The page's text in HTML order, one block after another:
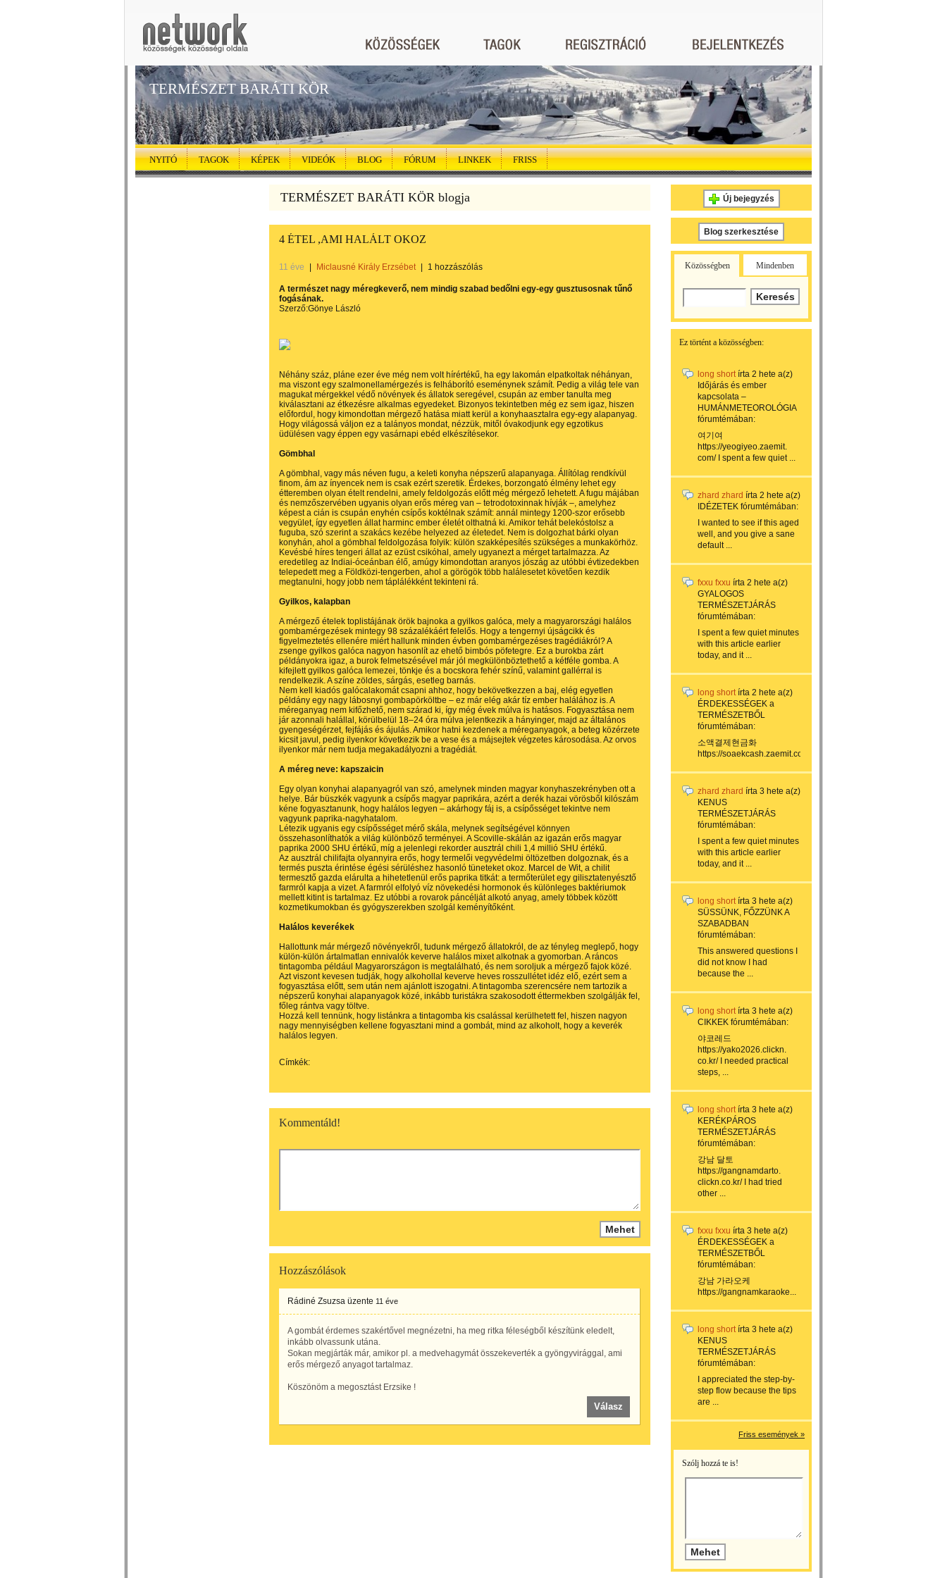
TERMÉSZET BARÁTI KÖR
NYITÓ TAGOK KÉPEK VIDEÓK BLOG FÓRUM LINKEK FRISS
TERMÉSZET BARÁTI KÖR blogja
4 ÉTEL ,AMI HALÁLT OKOZ
11 éve Miclausné Király Erzsébet 1 hozzászólás
A természet nagy méregkeverő, nem mindig szabad bedőlni egy-egy gusztusosnak tűnő
fogásának.
Szerző:Gönye László
Néhány száz, pláne ezer éve még nem volt hírértékű, ha egy lakomán elpatkoltak néhányan,
ma viszont egy szalmonellamérgezés is felháborító eseménynek számít. Pedig a világ tele van
magukat mérgekkel védő növények és állatok seregével, csupán az ember tanulta meg
kiválasztani az étkezésre alkalmas egyedeket. Bizonyos tekintetben még ez sem igaz, hiszen
előfordul, hogy kimondottan mérgező hatása miatt kerül a konyhaasztalra egy-egy alapanyag.
Hogy világossá váljon ez a talányos mondat, nézzük, mitől óvakodjunk egy egzotikus
üdülésen vagy éppen egy vasárnapi ebéd elkészítésekor.
Gömbhal
A gömbhal, vagy más néven fugu, a keleti konyha népszerű alapanyaga. Állítólag rendkívül
finom, ám az ínyencek nem is csak ezért szeretik. Érdekes, borzongató élmény lehet egy
étteremben olyan ételt rendelni, amely feldolgozás előtt még mérgező lehetett. A fugu májában
és nemzőszervében ugyanis olyan erős méreg van – tetrodotoxinnak hívják –, amelyhez
képest a cián is csupán enyhén csípős koktélnak számít: annál mintegy 1200-szor erősebb
vegyület, így egyetlen állat harminc ember életét olthatná ki. Amikor tehát belekóstolsz a
fuguba, szó szerint a szakács kezébe helyezed az életedet. Nem is dolgozhat bárki olyan
konyhán, ahol a gömbhal feldolgozása folyik: külön szakképesítés szükséges a munkakörhöz.
Kevésbé híres tengeri állat az ezüst csikóhal, amely ugyanezt a mérget tartalmazza. Az
eredetileg az Indiai-óceánban élő, amúgy kimondottan aranyos jószág az utóbbi évtizedekben
telepedett meg a Földközi-tengerben, ahol a görögök több halálesetet követően kezdik
megtanulni, hogy jobb nem táplálékként tekinteni rá.
Gyilkos, kalapban
A mérgező ételek toplistájának örök bajnoka a gyilkos galóca, mely a magyarországi halálos
gombamérgezések mintegy 98 százalékáért felelős. Hogy a tengernyi újságcikk és
figyelmeztetés ellenére miért hallunk minden évben gombamérgezéses tragédiákról? A
zsenge gyilkos galóca nagyon hasonlít az ehető bimbós pöfetegre. Ez a burokba zárt
példányokra igaz, a burok felmetszésével már jól megkülönböztethető a kétféle gomba. A
kifejlett gyilkos galóca lemezei, tönkje és a bocskora fehér színű, valamint gallérral is
rendelkezik. A színe zöldes, sárgás, esetleg barnás.
Nem kell kiadós galócalakomát csapni ahhoz, hogy bekövetkezzen a baj, elég egyetlen
példány egy nagy lábosnyi gombapörköltbe – ez már elég akár tíz ember halálához is. A
méreganyag nem kifőzhető, nem szárad ki, így még évek múlva is hatásos. Fogyasztása nem
jár azonnali halállal, körülbelül 18–24 óra múlva jelentkezik a hányinger, majd az általános
gyengeségérzet, fejfájás és ájulás. Amikor hatni kezdenek a méreganyagok, a beteg közérzete
kicsit javul, pedig ilyenkor következik be a vese és a májsejtek végzetes károsodása. Az orvos
ilyenkor már nem tudja megakadályozni a tragédiát.
A méreg neve: kapszaicin
Egy olyan konyhai alapanyagról van szó, amelynek minden magyar konyhaszekrényben ott a
helye. Bár büszkék vagyunk a csípős magyar paprikára, azért a derék hazai vörösből kilószám
kéne fogyasztanunk, hogy halálos legyen – akárhogy fáj is, a csípősséget tekintve nem
vagyunk paprika-nagyhatalom.
Létezik ugyanis egy csípősséget mérő skála, melynek segítségével könnyen
összehasonlíthatók a világ különböző terményei. A Scoville-skálán az igazán erős magyar
paprika 2000 SHU értékű, míg a jelenlegi rekorder ausztrál chili 1,4 millió SHU értékű.
Az ausztrál chilifajta olyannyira erős, hogy termelői vegyvédelmi öltözetben dolgoznak, és a
termés puszta érintése égési sérüléshez hasonló tüneteket okoz. Marcel de Wit, a chilit
termesztő gazda elárulta a hihetetlenül erős paprika titkát: a termőterület egy gilisztatenyésztő
farmról kapja a vizet. A farmról elfolyó víz növekedési hormonok és különleges baktériumok
mellett kitint is tartalmaz. Ez utóbbi a rovarok páncélját alkotó anyag, amely többek között
kozmetikumokban és gyógyszerekben szolgál keményítőként.
Halálos keverékek
Hallottunk már mérgező növényekről, tudunk mérgező állatokról, de az tényleg meglepő, hogy
külön-külön ártalmatlan ennivalók keverve halálos mixet alkotnak a gyomorban. A ráncos
tintagomba például Magyarországon is megtalálható, és nem soroljuk a mérgező fajok közé.
Azt viszont kevesen tudják, hogy alkohollal keverve heves rosszullétet idéz elő, ezért sem a
fogyasztása előtt, sem után nem ajánlott iszogatni. A tintagomba szerencsére nem tartozik a
népszerű konyhai alapanyagok közé, inkább turistákra szakosodott éttermekben szolgálják fel,
főleg rántva vagy töltve.
Hozzá kell tennünk, hogy listánkra a tintagomba kis csalással kerülhetett fel, hiszen nagyon
nagy mennyiségben kellene fogyasztani mind a gombát, mind az alkoholt, hogy a keverék
halálos legyen.
Címkék:
Kommentáld!
Hozzászólások
Rádiné Zsuzsa üzente 11 éve
A gombát érdemes szakértővel megnézetni, ha meg ritka féleségből készítünk eledelt,
inkább olvassunk utána.
Sokan megjárták már, amikor pl. a medvehagymát összekeverték a gyöngyvirággal, ami
erős mérgező anyagot tartalmaz.
Köszönöm a megosztást Erzsike !
Válasz
Új bejegyzés
Blog szerkesztése
Közösségben Mindenben
Ez történt a közösségben:
long shortírta 2 hete a(z)
Időjárás és ember
kapcsolata –
HUMÁNMETEOROLÓGIA
fórumtémában:
여기여
https://yeogiyeo.zaemit.
com/ I spent a few quiet ...
zhard zhard írta 2 hete a(z)
IDÉZETEK fórumtémában:
I wanted to see if this aged
well, and you give a sane
default ...
fxxu fxxu írta 2 hete a(z)
GYALOGOS
TERMÉSZETJÁRÁS
fórumtémában:
I spent a few quiet minutes
with this article earlier
today, and it ...
long shortírta 2 hete a(z)
ÉRDEKESSÉGEK a
TERMÉSZETBŐL
fórumtémában:
소액결제현금화
https://soaekcash.zaemit.com/...
zhard zhard írta 3 hete a(z)
KENUS
TERMÉSZETJÁRÁS
fórumtémában:
I spent a few quiet minutes
with this article earlier
today, and it ...
long shortírta 3 hete a(z)
SÜSSÜNK, FŐZZÜNK A
SZABADBAN
fórumtémában:
This answered questions I
did not know I had
because the ...
long shortírta 3 hete a(z)
CIKKEK fórumtémában:
야코레드
https://yako2026.clickn.
co.kr/ I needed practical
steps, ...
long shortírta 3 hete a(z)
KERÉKPÁROS
TERMÉSZETJÁRÁS
fórumtémában:
강남 달토
https://gangnamdarto.
clickn.co.kr/ I had tried
other ...
fxxu fxxu írta 3 hete a(z)
ÉRDEKESSÉGEK a
TERMÉSZETBŐL
fórumtémában:
강남 가라오케
https://gangnamkaraoke...
long shortírta 3 hete a(z)
KENUS
TERMÉSZETJÁRÁS
fórumtémában:
I appreciated the step-by-
step flow because the tips
are ...
Friss események »
Szólj hozzá te is!